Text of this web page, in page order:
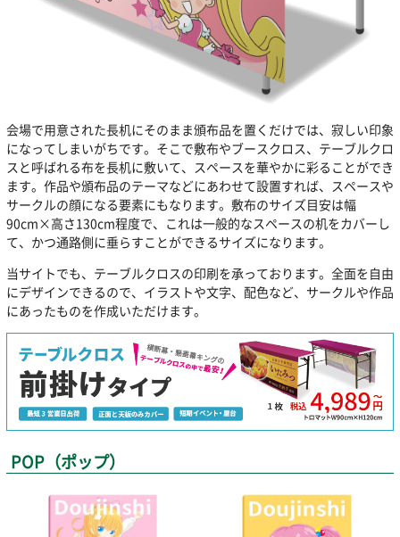
会場で用意された長机にそのまま頒布品を置くだけでは、寂しい印象
になってしまいがちです。そこで敷布やブースクロス、テーブルクロ
スと呼ばれる布を長机に敷いて、スペースを華やかに彩ることができ
ます。作品や頒布品のテーマなどにあわせて設置すれば、スペースや
サークルの顔になる要素にもなります。敷布のサイズ目安は幅
90cm×高さ130cm程度で、これは一般的なスペースの机をカバーし
て、かつ通路側に垂らすことができるサイズになります。
当サイトでも、テーブルクロスの印刷を承っております。全面を自由
にデザインできるので、イラストや文字、配色など、サークルや作品
にあったものを作成いただけます。
POP（ポップ）